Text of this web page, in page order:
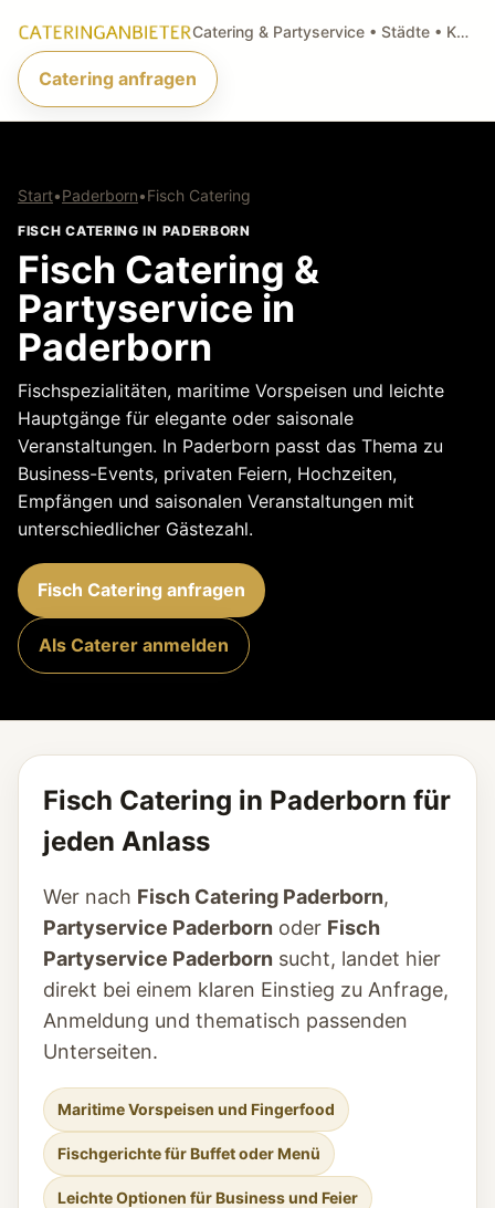
Catering & Partyservice • Städte • Küchenarten • Anfragen
Catering anfragen
Start•Paderborn•Fisch Catering
FISCH CATERING IN PADERBORN
Fisch Catering &
Partyservice in
Paderborn
Fischspezialitäten, maritime Vorspeisen und leichte
Hauptgänge für elegante oder saisonale
Veranstaltungen. In Paderborn passt das Thema zu
Business-Events, privaten Feiern, Hochzeiten,
Empfängen und saisonalen Veranstaltungen mit
unterschiedlicher Gästezahl.
Fisch Catering anfragen
Als Caterer anmelden
Fisch Catering in Paderborn für
jeden Anlass
Wer nach Fisch Catering Paderborn,
Partyservice Paderborn oder Fisch
Partyservice Paderborn sucht, landet hier
direkt bei einem klaren Einstieg zu Anfrage,
Anmeldung und thematisch passenden
Unterseiten.
Maritime Vorspeisen und Fingerfood
Fischgerichte für Buffet oder Menü
Leichte Optionen für Business und Feier